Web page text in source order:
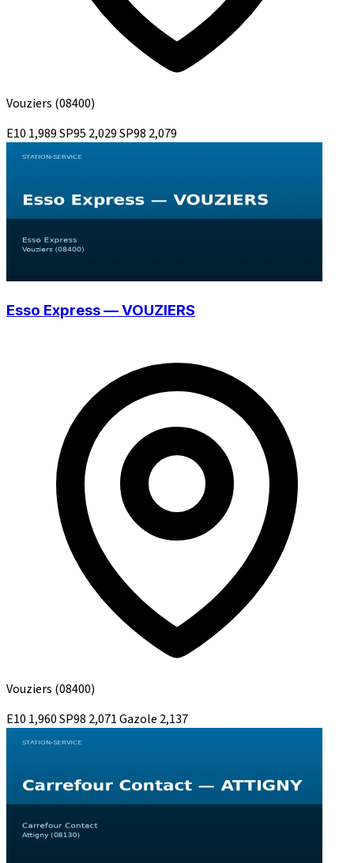
Vouziers (08400)
E10 1,989SP95 2,029SP98 2,079
Esso Express — VOUZIERS
Vouziers (08400)
E10 1,960SP98 2,071Gazole 2,137